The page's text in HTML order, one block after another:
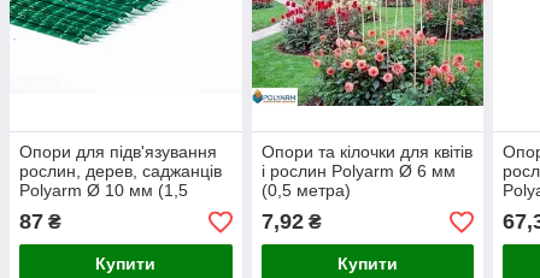
Опори для підв'язування
рослин, дерев, саджанців
Polyarm Ø 10 мм (1,5
метра) зелені
87 ₴
Купити
Опори та кілочки для квітів
і рослин Polyarm Ø 6 мм
(0,5 метра)
7,92₴
Купити